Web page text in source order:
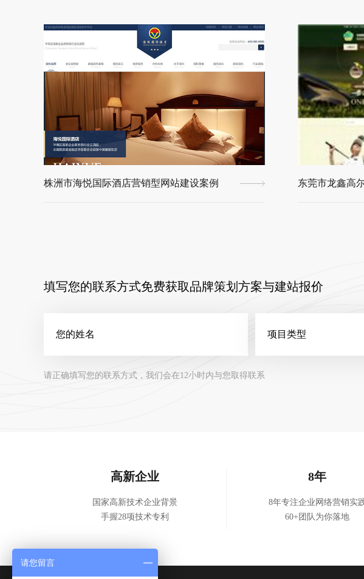
株洲市海悦国际酒店营销型网站建设案例 东莞市龙鑫高
填写您的联系方式免费获取品牌策划方案与建站报价
请正确填写您的联系方式，我们会在12小时内与您取得联系
高新企业
国家高新技术企业背景
手握28项技术专利
8年
8年专注企业网络营销实
60+团队为你落地
请您留言